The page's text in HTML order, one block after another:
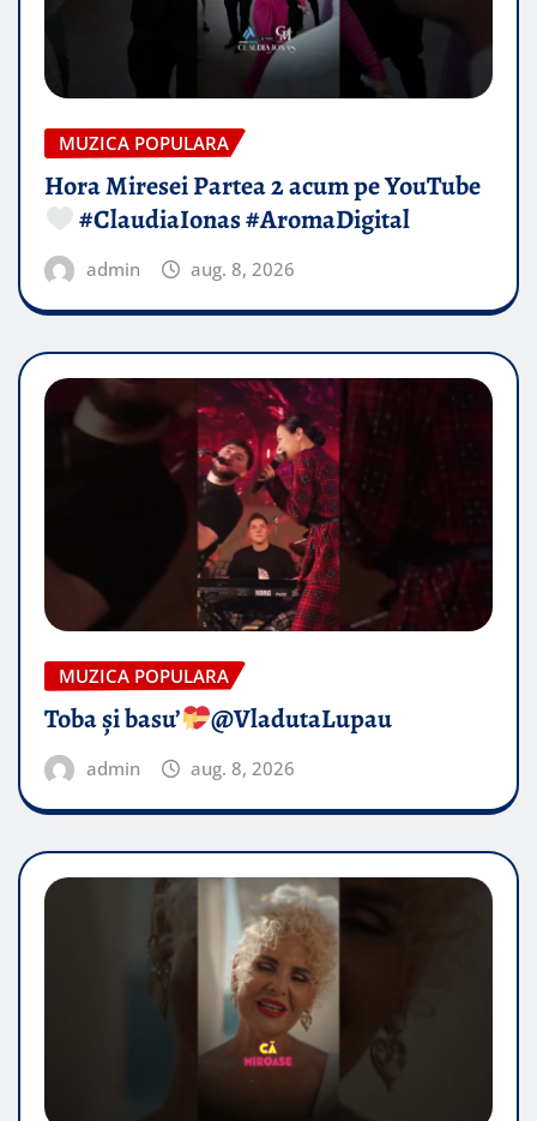
MUZICA POPULARA
Hora Miresei Partea 2 acum pe YouTube
#ClaudiaIonas #AromaDigital
admin aug. 8, 2026
MUZICA POPULARA
Toba și basu’ @VladutaLupau
admin aug. 8, 2026